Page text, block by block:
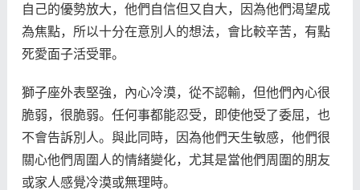
自己的優勢放大，他們自信但又自大，因為他們渴望成
為焦點，所以十分在意別人的想法，會比較辛苦，有點
死愛面子活受罪。
獅子座外表堅強，內心冷漠，從不認輸，但他們內心很
脆弱，很脆弱。任何事都能忍受，即使他受了委屈，也
不會告訴別人。與此同時，因為他們天生敏感，他們很
關心他們周圍人的情緒變化，尤其是當他們周圍的朋友
或家人感覺冷漠或無理時。